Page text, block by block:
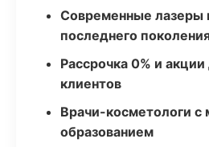
Современные лазеры
последнего
Рассрочка 0% и
клиентов
Врачи-косметологи
образованием